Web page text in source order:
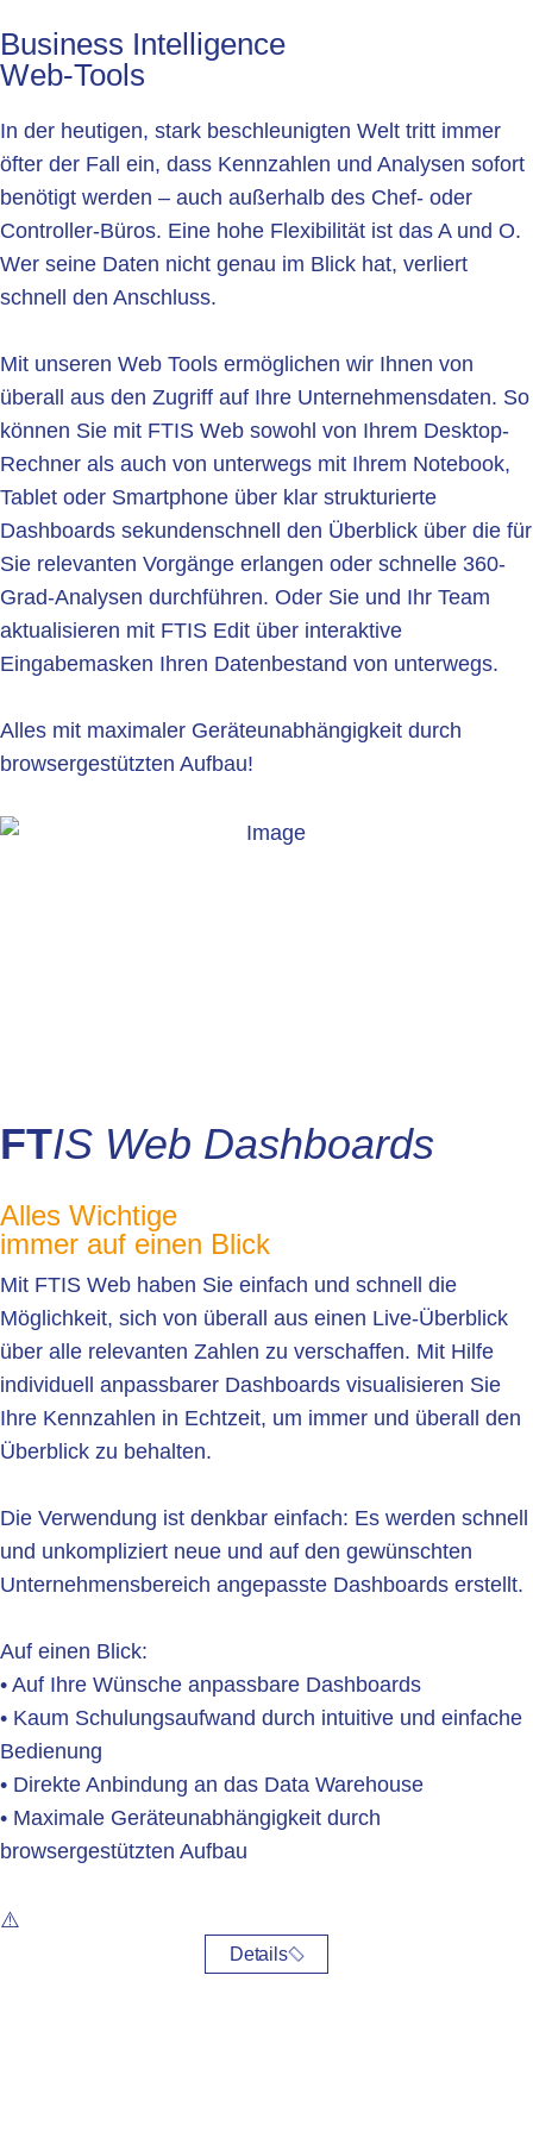
Business Intelligence
Web-Tools
In der heutigen, stark beschleunigten Welt tritt immer
öfter der Fall ein, dass Kennzahlen und Analysen sofort
benötigt werden – auch außerhalb des Chef- oder
Controller-Büros. Eine hohe Flexibilität ist das A und O.
Wer seine Daten nicht genau im Blick hat, verliert
schnell den Anschluss.
Mit unseren Web Tools ermöglichen wir Ihnen von
überall aus den Zugriff auf Ihre Unternehmensdaten. So
können Sie mit FTIS Web sowohl von Ihrem Desktop-
Rechner als auch von unterwegs mit Ihrem Notebook,
Tablet oder Smartphone über klar strukturierte
Dashboards sekundenschnell den Überblick über die für
Sie relevanten Vorgänge erlangen oder schnelle 360-
Grad-Analysen durchführen. Oder Sie und Ihr Team
aktualisieren mit FTIS Edit über interaktive
Eingabemasken Ihren Datenbestand von unterwegs.
Alles mit maximaler Geräteunabhängigkeit durch
browsergestützten Aufbau!
FTIS Web Dashboards
Alles Wichtige
immer auf einen Blick
Mit FTIS Web haben Sie einfach und schnell die
Möglichkeit, sich von überall aus einen Live-Überblick
über alle relevanten Zahlen zu verschaffen. Mit Hilfe
individuell anpassbarer Dashboards visualisieren Sie
Ihre Kennzahlen in Echtzeit, um immer und überall den
Überblick zu behalten.
Die Verwendung ist denkbar einfach: Es werden schnell
und unkompliziert neue und auf den gewünschten
Unternehmensbereich angepasste Dashboards erstellt.
Auf einen Blick:
• Auf Ihre Wünsche anpassbare Dashboards
• Kaum Schulungsaufwand durch intuitive und einfache
Bedienung
• Direkte Anbindung an das Data Warehouse
• Maximale Geräteunabhängigkeit durch
browsergestützten Aufbau
Details